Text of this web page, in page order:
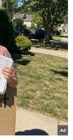
động ra
hành trình,
đi phải
vận tải bố